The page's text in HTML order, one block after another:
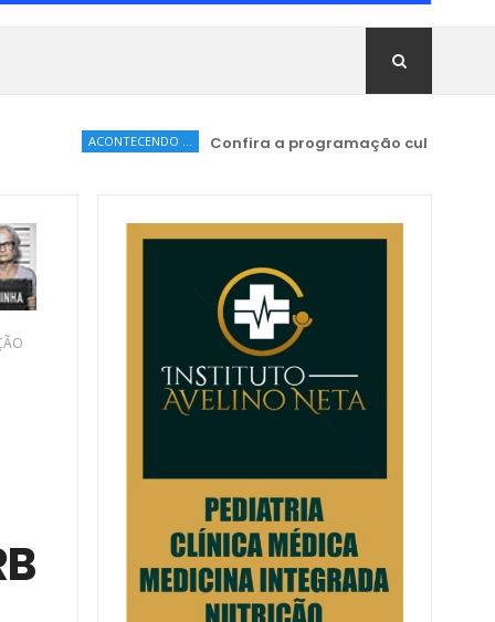
Confira a programação cultural e turística do DF